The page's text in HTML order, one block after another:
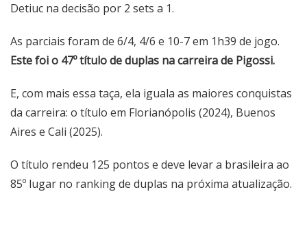
Detiuc na decisão por 2 sets a 1.
As parciais foram de 6/4, 4/6 e 10-7 em 1h39 de jogo.
Este foi o 47º título de duplas na carreira de Pigossi.
E, com mais essa taça, ela iguala as maiores conquistas
da carreira: o título em Florianópolis (2024), Buenos
Aires e Cali (2025).
O título rendeu 125 pontos e deve levar a brasileira ao
85º lugar no ranking de duplas na próxima atualização.